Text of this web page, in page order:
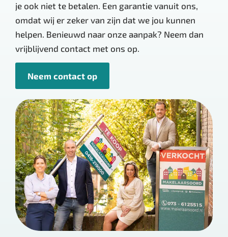
je ook niet te betalen. Een garantie vanuit ons,
omdat wij er zeker van zijn dat we jou kunnen
helpen. Benieuwd naar onze aanpak? Neem dan
vrijblijvend contact met ons op.
Neem contact op